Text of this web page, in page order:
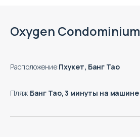
Oxygen Condominium
Расположение:Пхукет, Банг Тао
Пляж:Банг Тао, 3 минуты на машине